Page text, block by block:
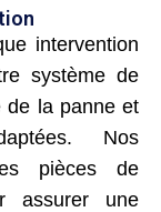
intervention
système de
de la panne et
Nos
pièces de
assurer une